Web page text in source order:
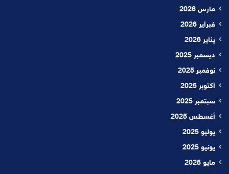
مارس 2026
فبراير 2026
يناير 2026
ديسمبر 2025
نوفمبر 2025
أكتوبر 2025
سبتمبر 2025
أغسطس 2025
يوليو 2025
يونيو 2025
مايو 2025